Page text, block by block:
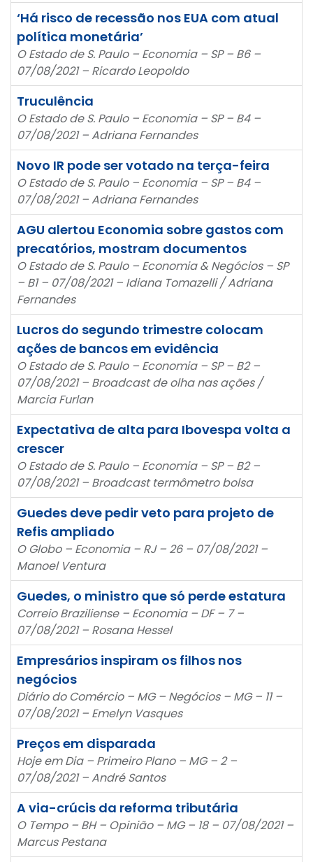
‘Há risco de recessão nos EUA com atual
política monetária’
O Estado de S. Paulo – Economia – SP – B6 –
07/08/2021 – Ricardo Leopoldo
Truculência
O Estado de S. Paulo – Economia – SP – B4 –
07/08/2021 – Adriana Fernandes
Novo IR pode ser votado na terça-feira
O Estado de S. Paulo – Economia – SP – B4 –
07/08/2021 – Adriana Fernandes
AGU alertou Economia sobre gastos com
precatórios, mostram documentos
O Estado de S. Paulo – Economia & Negócios – SP
– B1 – 07/08/2021 – Idiana Tomazelli / Adriana
Fernandes
Lucros do segundo trimestre colocam
ações de bancos em evidência
O Estado de S. Paulo – Economia – SP – B2 –
07/08/2021 – Broadcast de olha nas ações /
Marcia Furlan
Expectativa de alta para Ibovespa volta a
crescer
O Estado de S. Paulo – Economia – SP – B2 –
07/08/2021 – Broadcast termômetro bolsa
Guedes deve pedir veto para projeto de
Refis ampliado
O Globo – Economia – RJ – 26 – 07/08/2021 –
Manoel Ventura
Guedes, o ministro que só perde estatura
Correio Braziliense – Economia – DF – 7 –
07/08/2021 – Rosana Hessel
Empresários inspiram os filhos nos
negócios
Diário do Comércio – MG – Negócios – MG – 11 –
07/08/2021 – Emelyn Vasques
Preços em disparada
Hoje em Dia – Primeiro Plano – MG – 2 –
07/08/2021 – André Santos
A via-crúcis da reforma tributária
O Tempo – BH – Opinião – MG – 18 – 07/08/2021 –
Marcus Pestana